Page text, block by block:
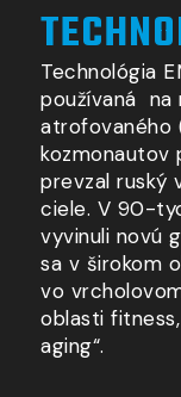
Technológia
používaná na
atrofovaného
kozmonautov
prevzal ruský
ciele. V 90-
vyvinuli novú
sa v širokom
vo
oblasti
aging“.